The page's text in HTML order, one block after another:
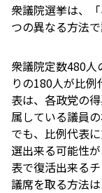
衆議院選挙は、
つの異なる方法で
衆議院定数480
りの180人が比
表は、各政党の
属している議員
でも、比例代表
選出来る可能性
表で復活出来る
議席を取る方法は